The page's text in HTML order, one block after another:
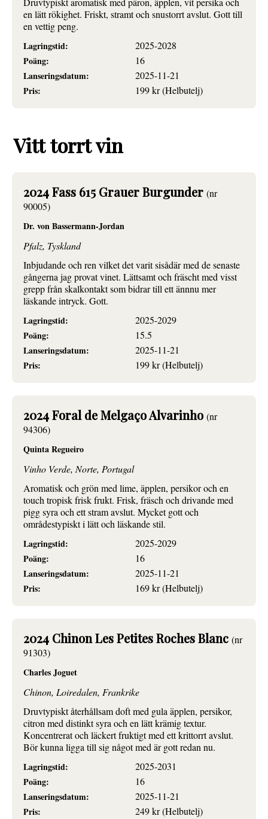
en lätt rökighet. Friskt, stramt och snustorrt avslut. Gott till
en vettig peng.
Lagringstid:
2025-2028
Poäng:
16
Lanseringsdatum:
2025-11-21
Pris:
199 kr (Helbutelj)
Vitt torrt vin
2024 Fass 615 Grauer Burgunder (nr
90005)
Dr. von Bassermann-Jordan
Pfalz, Tyskland
Inbjudande och ren vilket det varit sisådär med de senaste
gångerna jag provat vinet. Lättsamt och fräscht med visst
grepp från skalkontakt som bidrar till ett ännnu mer
läskande intryck. Gott.
Lagringstid:
2025-2029
Poäng:
15.5
Lanseringsdatum:
2025-11-21
Pris:
199 kr (Helbutelj)
2024 Foral de Melgaço Alvarinho (nr
94306)
Quinta Regueiro
Vinho Verde, Norte, Portugal
Aromatisk och grön med lime, äpplen, persikor och en
touch tropisk frisk frukt. Frisk, fräsch och drivande med
pigg syra och ett stram avslut. Mycket gott och
områdestypiskt i lätt och läskande stil.
Lagringstid:
2025-2029
Poäng:
16
Lanseringsdatum:
2025-11-21
Pris:
169 kr (Helbutelj)
2024 Chinon Les Petites Roches Blanc (nr
91303)
Charles Joguet
Chinon, Loiredalen, Frankrike
Druvtypiskt återhållsam doft med gula äpplen, persikor,
citron med distinkt syra och en lätt krämig textur.
Koncentrerat och läckert fruktigt med ett krittorrt avslut.
Bör kunna ligga till sig något med är gott redan nu.
Lagringstid:
2025-2031
Poäng:
16
Lanseringsdatum:
2025-11-21
Pris:
249 kr (Helbutelj)